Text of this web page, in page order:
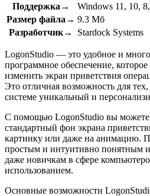
Поддержка→
Windows 11, 10,
Размер файла→ 9.3 Мб
Разработчик→
Stardock Systems
LogonStudio — это удобное и
программное обеспечение,
изменить экран приветствия
Это отличная возможность для
системе уникальный и
С помощью LogonStudio вы можете
стандартный фон экрана
картинку или даже на анимацию.
простым и интуитивно понятным
даже новичкам в сфере
использованием.
Основные возможности